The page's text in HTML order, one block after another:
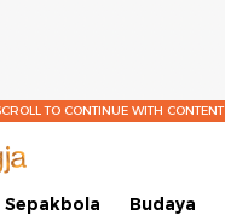
TO CONTINUE WITH CONTENT
Sepakbola Budaya